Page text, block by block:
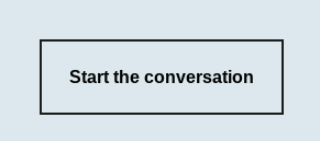
Start the conversation